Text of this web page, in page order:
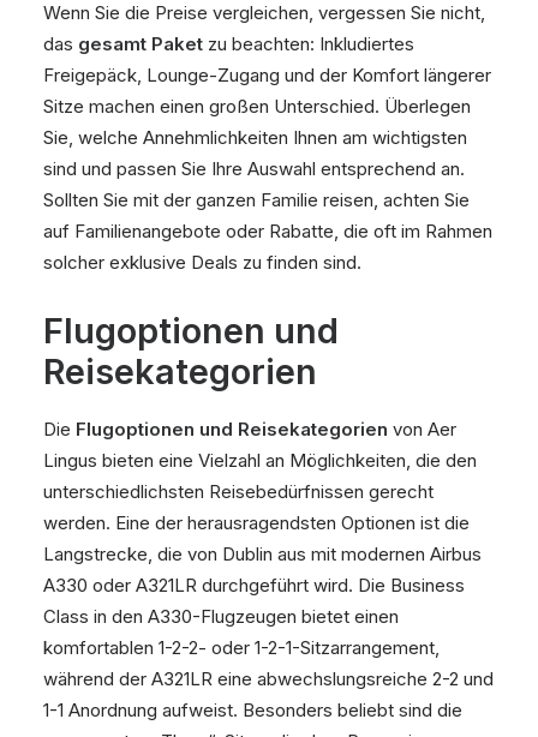
Wenn Sie die Preise vergleichen, vergessen Sie nicht,
das gesamt Paket zu beachten: Inkludiertes
Freigepäck, Lounge-Zugang und der Komfort längerer
Sitze machen einen großen Unterschied. Überlegen
Sie, welche Annehmlichkeiten Ihnen am wichtigsten
sind und passen Sie Ihre Auswahl entsprechend an.
Sollten Sie mit der ganzen Familie reisen, achten Sie
auf Familienangebote oder Rabatte, die oft im Rahmen
solcher exklusive Deals zu finden sind.
Flugoptionen und
Reisekategorien
Die Flugoptionen und Reisekategorien von Aer
Lingus bieten eine Vielzahl an Möglichkeiten, die den
unterschiedlichsten Reisebedürfnissen gerecht
werden. Eine der herausragendsten Optionen ist die
Langstrecke, die von Dublin aus mit modernen Airbus
A330 oder A321LR durchgeführt wird. Die Business
Class in den A330-Flugzeugen bietet einen
komfortablen 1-2-2- oder 1-2-1-Sitzarrangement,
während der A321LR eine abwechslungsreiche 2-2 und
1-1 Anordnung aufweist. Besonders beliebt sind die